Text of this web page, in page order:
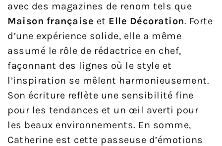
avec des magazines de renom tels que
Maison française et Elle Décoration. Forte
d’une expérience solide, elle a même
assumé le rôle de rédactrice en chef,
façonnant des lignes où le style et
l’inspiration se mêlent harmonieusement.
Son écriture reflète une sensibilité fine
pour les tendances et un œil averti pour
les beaux environnements. En somme,
Catherine est cette passeuse d’émotions